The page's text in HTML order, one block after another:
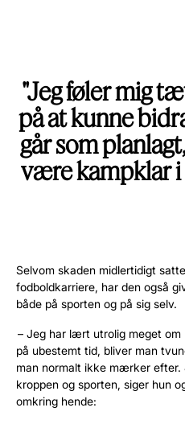
"Jeg føler mig
på at kunne
går som
være kampklar i
Selvom skaden midlertidigt
fodboldkarriere, har den også
både på sporten og på sig selv.
– Jeg har lært utrolig meget om
på ubestemt tid, bliver man
man normalt ikke mærker
kroppen og sporten, siger hun
omkring hende: